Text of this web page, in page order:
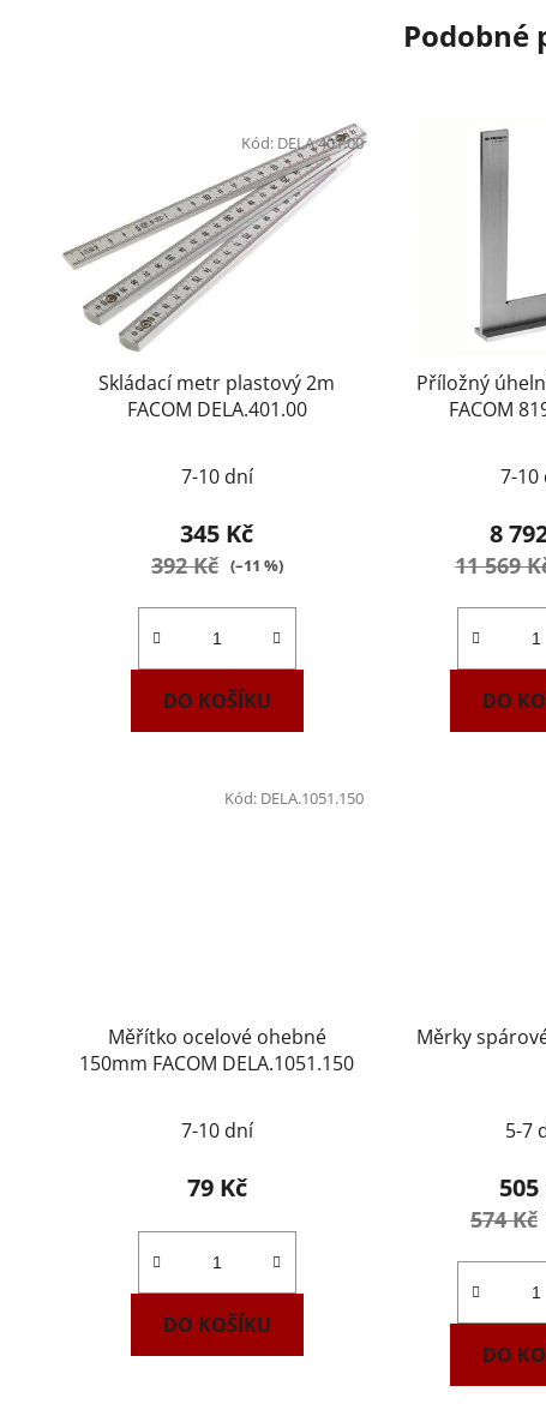
Podobné
Skládací metr plastový 2m
FACOM DELA.401.00
7-10 dní
345 Kč
392 Kč (–11 %)
DO KOŠÍKU
Kód: DELA.401.00
Příložný
FACOM
7-10
8
11 569
DO
Měřítko ocelové ohebné
150mm FACOM DELA.1051.150
7-10 dní
79 Kč
DO KOŠÍKU
Kód: DELA.1051.150
Měrky
5-7
505
574 Kč
DO